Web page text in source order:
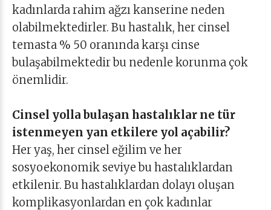
kadınlarda rahim ağzı kanserine neden
olabilmektedirler. Bu hastalık, her cinsel
temasta % 50 oranında karşı cinse
bulaşabilmektedir bu nedenle korunma çok
önemlidir.
Cinsel yolla bulaşan hastalıklar ne tür
istenmeyen yan etkilere yol açabilir?
Her yaş, her cinsel eğilim ve her
sosyoekonomik seviye bu hastalıklardan
etkilenir. Bu hastalıklardan dolayı oluşan
komplikasyonlardan en çok kadınlar